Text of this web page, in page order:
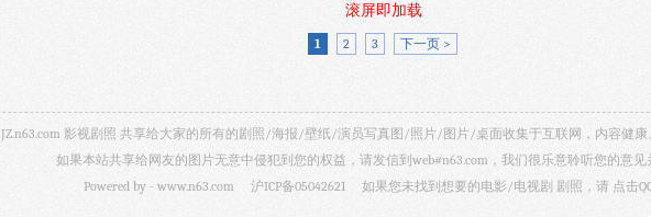
滚屏即加载
1 2 3 下一页 >
JZ.n63.com 影视剧照 共享给大家的所有的剧照/海报/壁纸/演员写真图/照片/图片/桌面收集于互联网，内容健
如果本站共享给网友的图片无意中侵犯到您的权益，请发信到web#n63.com，我们很乐意聆听您的意见
Powered by - www.n63.com 沪ICP备05042621 如果您未找到想要的电影/电视剧 剧照，请 点击